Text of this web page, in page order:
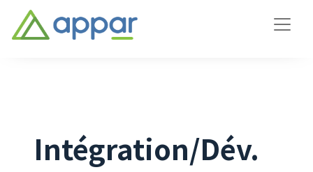
Intégration/Dév.